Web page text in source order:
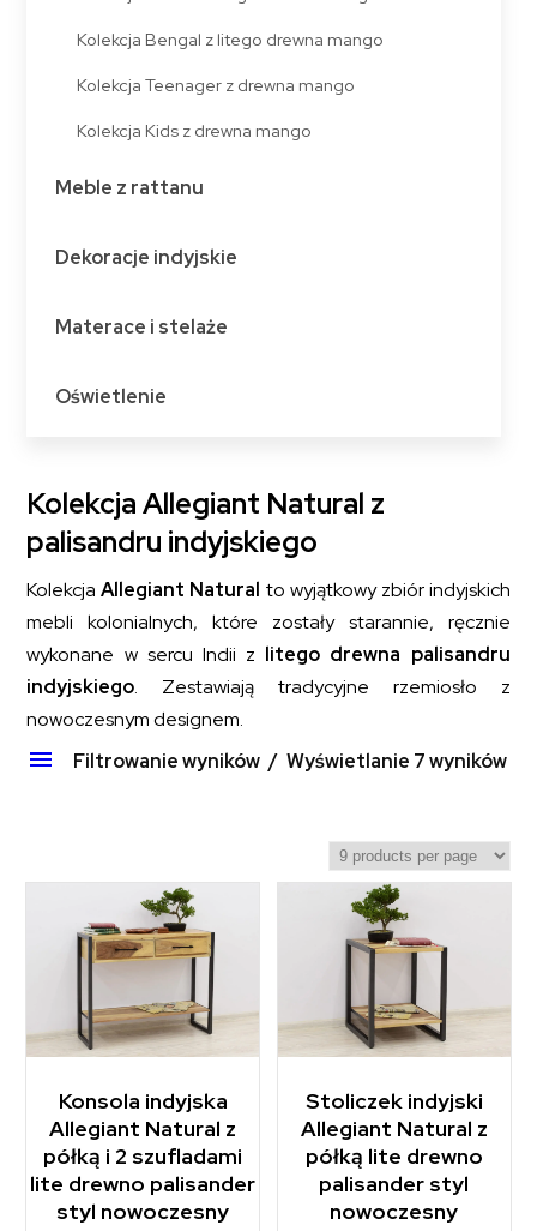
Kolekcja Bengal z litego drewna mango
Kolekcja Teenager z drewna mango
Kolekcja Kids z drewna mango
Meble z rattanu
Dekoracje indyjskie
Materace i stelaże
Oświetlenie
Kolekcja Allegiant Natural z
palisandru indyjskiego
KolekcjaAllegiant Natural to wyjątkowy zbiór indyjskich
mebli kolonialnych, które zostały starannie, ręcznie
wykonane w sercu Indii z litego drewna palisandru
indyjskiego. Zestawiają tradycyjne rzemiosło z
nowoczesnym designem.
Filtrowanie wyników
Wyświetlanie 7 wyników
Konsola indyjska
Allegiant Natural z
półką i 2 szufladami
lite drewno palisander
styl nowoczesny
Stoliczek indyjski
Allegiant Natural z
półką lite drewno
palisander styl
nowoczesny